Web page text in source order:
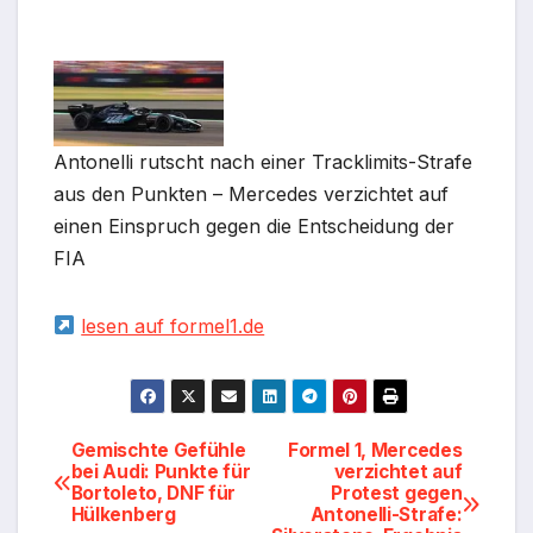
Antonelli rutscht nach einer Tracklimits-Strafe
aus den Punkten – Mercedes verzichtet auf
einen Einspruch gegen die Entscheidung der
FIA
lesen auf formel1.de
Beitragsnavigation
Formel 1, Mercedes
verzichtet auf
Protest gegen
Antonelli-Strafe:
Gemischte Gefühle
bei Audi: Punkte für
Bortoleto, DNF für
Hülkenberg